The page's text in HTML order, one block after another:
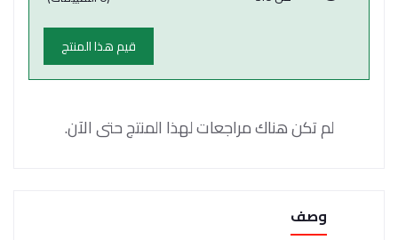
قيم هذا المنتج
لم تكن هناك مراجعات لهذا المنتج حتى الآن.
وصف